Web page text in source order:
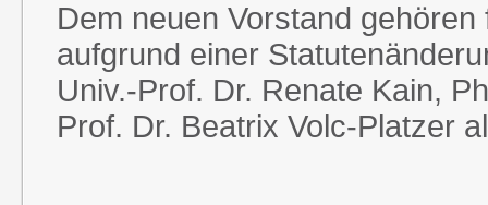
Dem neuen Vorstand
aufgrund einer
Univ.-Prof. Dr. Renate Kain,
Prof. Dr. Beatrix Volc-Platzer